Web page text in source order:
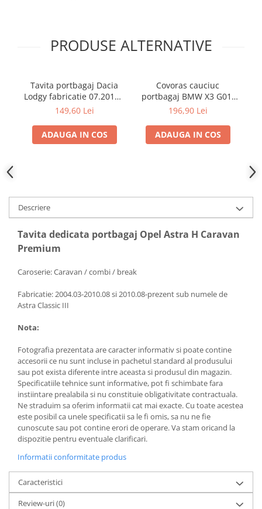
PRODUSE ALTERNATIVE
Tavita portbagaj Dacia
Lodgy fabricatie 07.2012 -
prezent (7 locuri)
149,60 Lei
ADAUGA IN COS
Covoras cauciuc
portbagaj BMW X3 G01,
11.2017-prezent, Rigum
196,90 Lei
ADAUGA IN COS
Descriere
Tavita dedicata portbagaj Opel Astra H Caravan
Premium
Caroserie: Caravan / combi / break
Fabricatie: 2004.03-2010.08 si 2010.08-prezent sub numele de
Astra Classic III
Nota:
Fotografia prezentata are caracter informativ si poate contine
accesorii ce nu sunt incluse in pachetul standard al produsului
sau pot exista diferente intre aceasta si produsul din magazin.
Specificatiile tehnice sunt informative, pot fi schimbate fara
instiintare prealabila si nu constituie obligativitate contractuala.
Ne straduim sa oferim informatii cat mai exacte. Cu toate acestea
este posibil ca unele specificatii sa le fi omis, sa nu ne fie
cunoscute sau pot contine erori de operare. Va stam oricand la
dispozitie pentru eventuale clarificari.
Informatii conformitate produs
Caracteristici
Review-uri(0)